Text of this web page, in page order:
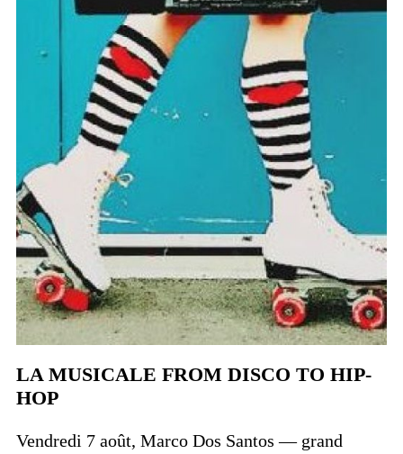
LA MUSICALE FROM DISCO TO HIP-
HOP
Vendredi 7 août, Marco Dos Santos — grand